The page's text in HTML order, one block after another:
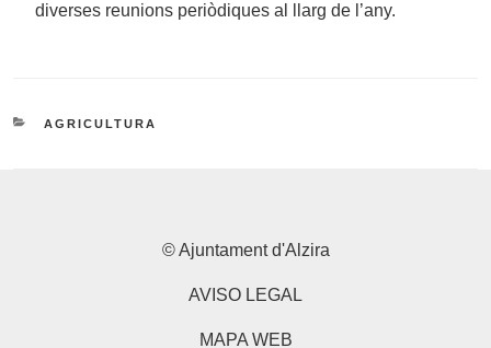
diverses reunions periòdiques al llarg de l’any.
CATEGORIES
AGRICULTURA
© Ajuntament d'Alzira
AVISO LEGAL
MAPA WEB